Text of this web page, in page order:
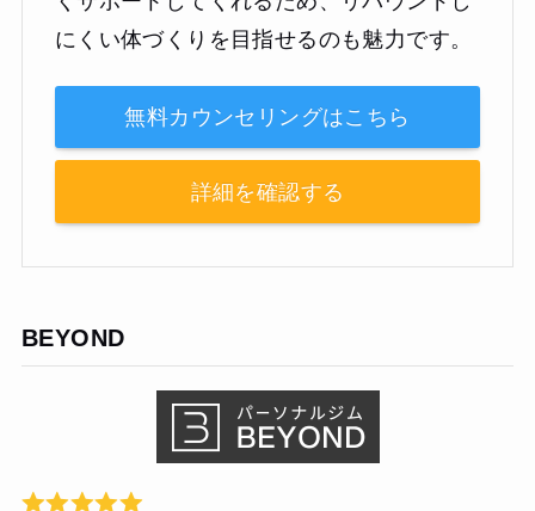
にくい体づくりを目指せるのも魅力です。
無料カウンセリングはこちら
詳細を確認する
BEYOND